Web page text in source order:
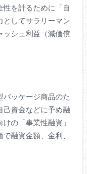
性を計るために「自
としてサラリーマン
ッシュ利益（減価償
ッケージ商品のた
己資金などに予め融
の「事業性融資」
融資金額、金利、